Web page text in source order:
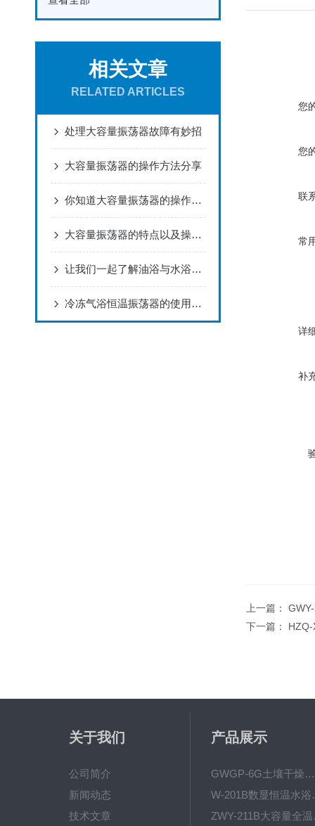
相关文章
RELATED ARTICLES
处理大容量振荡器故障有妙招
大容量振荡器的操作方法分享
你知道大容量振荡器的操作使用流程么
大容量振荡器的特点以及操作规程详解
让我们一起了解油浴与水浴在加热时不同之处与注意事项!
冷冻气浴恒温振荡器的使用方法及注意事项
您
您
联
常
详
补
上一篇：
下一篇：
关于我们
公司简介
新闻动态
技术文章
产品展示
GWGP-6G土壤干燥柜-干燥箱/干燥机
W-